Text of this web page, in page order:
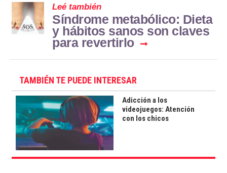
Leé también
Síndrome metabólico: Dieta
y hábitos sanos son claves
para revertirlo
TAMBIÉN TE PUEDE INTERESAR
Adicción a los
videojuegos: Atención
con los chicos